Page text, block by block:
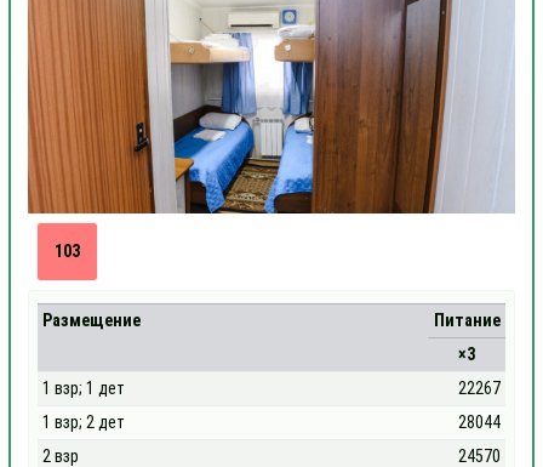
103
Размещение
Питание
×3
1 взр; 1 дет
22267
1 взр; 2 дет
28044
2 взр
24570